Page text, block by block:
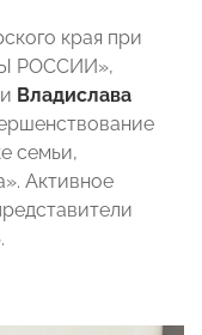
края при
РОССИИ»,
Владислава
семьи,
Активное